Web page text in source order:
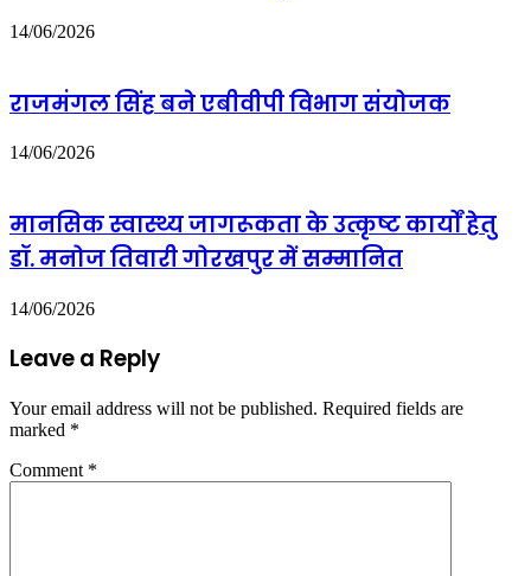
14/06/2026
राजमंगल सिंह बने एबीवीपी विभाग संयोजक
14/06/2026
मानसिक स्वास्थ्य जागरूकता के उत्कृष्ट कार्यों हेतु
डॉ. मनोज तिवारी गोरखपुर में सम्मानित
14/06/2026
Leave a Reply
Your email address will not be published. Required fields are
marked *
Comment *